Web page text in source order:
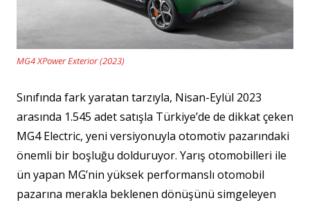
MG4 XPower Exterior (2023)
Sınıfında fark yaratan tarzıyla, Nisan-Eylül 2023
arasında 1.545 adet satışla Türkiye’de de dikkat çeken
MG4 Electric, yeni versiyonuyla otomotiv pazarındaki
önemli bir boşluğu dolduruyor. Yarış otomobilleri ile
ün yapan MG’nin yüksek performanslı otomobil
pazarına merakla beklenen dönüşünü simgeleyen